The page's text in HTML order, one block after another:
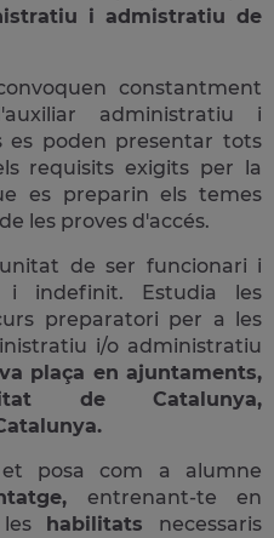
i admistratiu de
constantment
administratiu i
es poden presentar tots
requisits exigits per la
es preparin els temes
les proves d'accés.
de ser funcionari i
indefinit. Estudia les
preparatori per a les
i/o administratiu
plaça en ajuntaments,
de Catalunya,
posa com a alumne
entrenant-te en
habilitats necessaris